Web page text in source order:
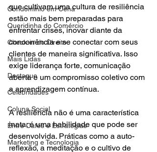
Condomínio em Cena
Queridinha do Comércio
Check-in do Direito
Mais Lidas
Destaque
Celebridades
Coluna Social
Entre Cafés e Estratégias
Marketing e Tecnologia
que cultivam uma cultura de resiliência
estão mais bem preparadas para
enfrentar crises, inovar diante da
concorrência e se conectar com seus
clientes de maneira significativa. Isso
exige liderança forte, comunicação
aberta e um compromisso coletivo com
a aprendizagem contínua.
A resiliência não é uma característica
inata; é uma habilidade que pode ser
desenvolvida. Práticas como a auto-
reflexão, a meditação e o cultivo de